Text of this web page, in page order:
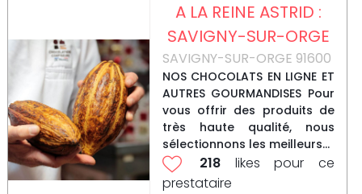
A LA REINE ASTRID :
SAVIGNY-SUR-ORGE
SAVIGNY-SUR-ORGE 91600
NOS CHOCOLATS EN LIGNE ET
AUTRES GOURMANDISES Pour
vous offrir des produits de
très haute qualité, nous
sélectionnons les meilleurs...
218 likes pour ce
prestataire